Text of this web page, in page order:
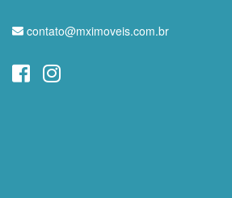
contato@mximoveis.com.br